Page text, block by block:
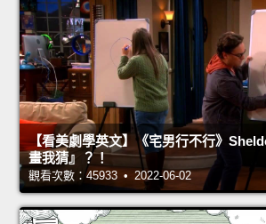
【看美劇學英文】《宅男行不行》
畫我猜』？！
觀看次數：45933 • 2022-06-02